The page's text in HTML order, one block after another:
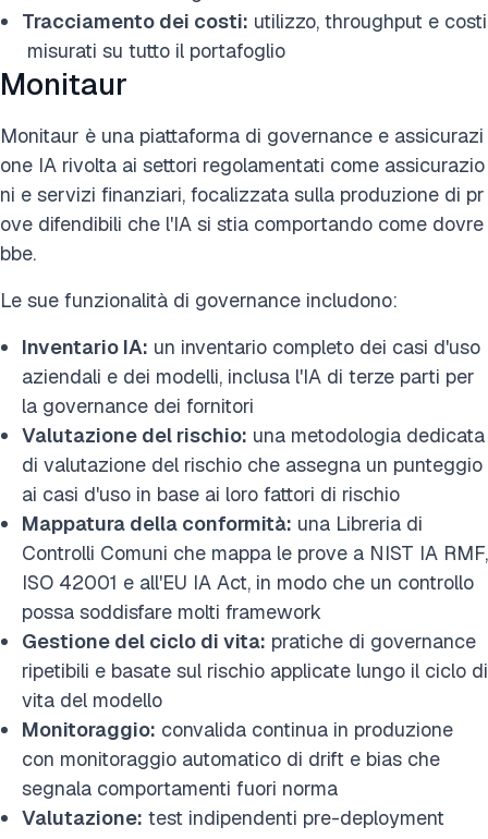
Tracciamento dei costi: utilizzo, throughput e costi
misurati su tutto il portafoglio
Monitaur
Monitaur è una piattaforma di governance e assicurazi
one IA rivolta ai settori regolamentati come assicurazio
ni e servizi finanziari, focalizzata sulla produzione di pr
ove difendibili che l'IA si stia comportando come dovre
bbe.
Le sue funzionalità di governance includono:
Inventario IA: un inventario completo dei casi d'uso
aziendali e dei modelli, inclusa l'IA di terze parti per
la governance dei fornitori
Valutazione del rischio: una metodologia dedicata
di valutazione del rischio che assegna un punteggio
ai casi d'uso in base ai loro fattori di rischio
Mappatura della conformità: una Libreria di
Controlli Comuni che mappa le prove a NIST IA RMF,
ISO 42001 e all'EU IA Act, in modo che un controllo
possa soddisfare molti framework
Gestione del ciclo di vita: pratiche di governance
ripetibili e basate sul rischio applicate lungo il ciclo di
vita del modello
Monitoraggio: convalida continua in produzione
con monitoraggio automatico di drift e bias che
segnala comportamenti fuori norma
Valutazione: test indipendenti pre-deployment